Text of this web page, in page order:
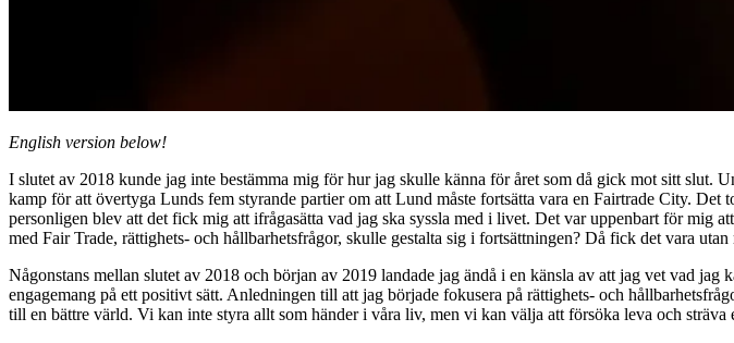
English version below!
I slutet av 2018 kunde jag inte bestämma mig för hur jag skulle känna för året som då gick mot sitt slut.
kamp för att övertyga Lunds fem styrande partier om att Lund måste fortsätta vara en Fairtrade City.
personligen blev att det fick mig att ifrågasätta vad jag ska syssla med i livet. Det var uppenbart för mig
med Fair Trade, rättighets- och hållbarhetsfrågor, skulle gestalta sig i fortsättningen? Då fick det vara utan
Någonstans mellan slutet av 2018 och början av 2019 landade jag ändå i en känsla av att jag vet vad
engagemang på ett positivt sätt. Anledningen till att jag började fokusera på rättighets- och
till en bättre värld. Vi kan inte styra allt som händer i våra liv, men vi kan välja att försöka leva och